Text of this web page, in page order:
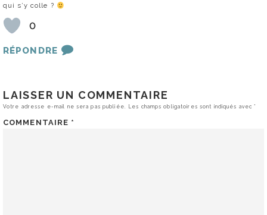
qui s’y colle ?
0
RÉPONDRE
LAISSER UN COMMENTAIRE
Votre adresse e-mail ne sera pas publiée. Les champs obligatoires sont indiqués avec*
COMMENTAIRE *